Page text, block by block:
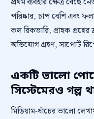
পরিষ্কার, চাপ বেশি এবং
কল রিকভারি, গ্রাহক প্রশ্নের
অভিযোগ গ্রহণ, সাপোর্ট
একটি ভালো
সিস্টেমেরও গল্প
মিডিয়াম-ধাঁচের ভালো